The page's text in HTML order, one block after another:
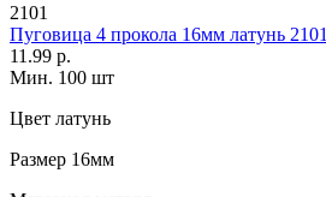
2101
Пуговица 4 прокола 16мм латунь 2101
11.99 р.
Мин. 100 шт
Цвет латунь
Размер 16мм